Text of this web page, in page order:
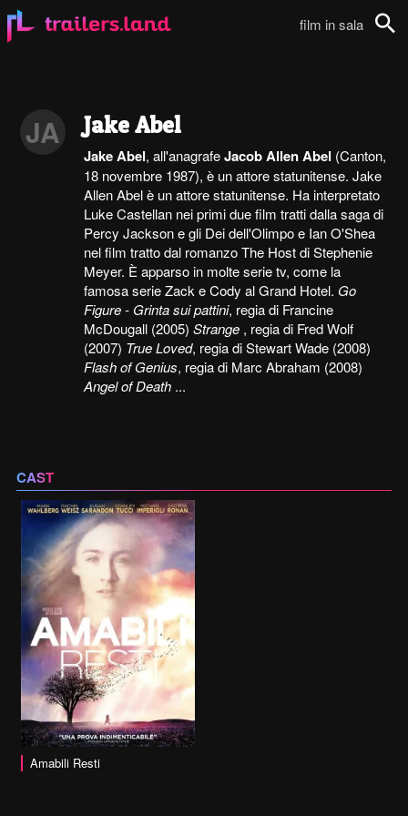
film in sala
JA Jake Abel
Jake Abel, all'anagrafeJacob Allen Abel (Canton,
18 novembre 1987), è un attore statunitense. Jake
Allen Abel è un attore statunitense. Ha interpretato
Luke Castellan nei primi due film tratti dalla saga di
Percy Jackson e gli Dei dell'Olimpo e Ian O'Shea
nel film tratto dal romanzo The Host di Stephenie
Meyer. È apparso in molte serie tv, come la
famosa serie Zack e Cody al Grand Hotel. Go
Figure - Grinta sui pattini, regia di Francine
McDougall (2005)Strange , regia di Fred Wolf
(2007) True Loved, regia di Stewart Wade (2008)
Flash of Genius, regia di Marc Abraham (2008)
Angel of Death ...
CAST
Amabili Resti